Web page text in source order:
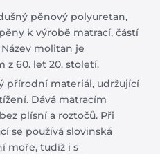
pěnový polyuretan,
k výrobě matrací, částí
molitan je
z 60. let 20. století.
přírodní materiál, udržující
Dává matracím
plísní a roztočů. Při
se používá slovinská
moře, tudíž i s